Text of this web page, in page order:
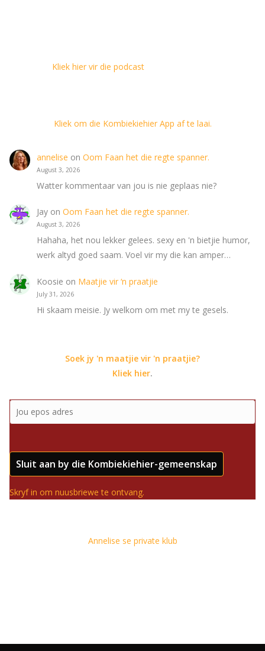
Kliek hier vir die podcast
Kliek om die Kombiekiehier App af te laai.
annelise on Oom Faan het die regte spanner.
August 3, 2026
Watter kommentaar van jou is nie geplaas nie?
Jayon Oom Faan het die regte spanner.
August 3, 2026
Hahaha, het nou lekker gelees. sexy en 'n bietjie humor,
werk altyd goed saam. Voel vir my die kan amper…
Koosie on Maatjie vir ‘n praatjie
July 31, 2026
Hi skaam meisie. Jy welkom om met my te gesels.
Soek jy 'n maatjie vir 'n praatjie?
Kliek hier.
Sluit aan by die Kombiekiehier-gemeenskap
Skryf in om nuusbriewe te ontvang.
Annelise se private klub